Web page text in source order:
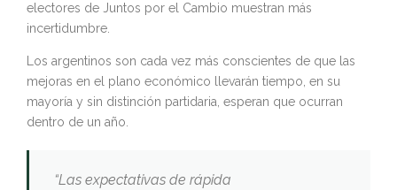
electores de Juntos por el Cambio muestran más
incertidumbre.
Los argentinos son cada vez más conscientes de que las
mejoras en el plano económico llevarán tiempo, en su
mayoría y sin distinción partidaria, esperan que ocurran
dentro de un año.
“Las expectativas de rápida